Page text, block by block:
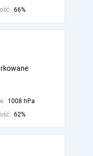
66%
1008 hPa
62%